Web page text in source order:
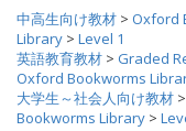
中高生向け教材 > Oxford
Library > Level 1
英語教育教材 > Graded
Oxford Bookworms
大学生～社会人向け教材 >
Bookworms Library >